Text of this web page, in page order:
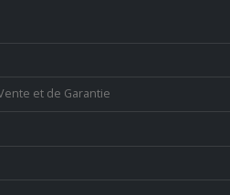
et de Garantie